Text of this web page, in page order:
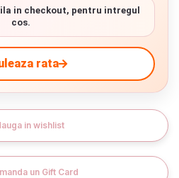
uri
in checkout, pentru intregul
cos.
rata
in wishlist
un Gift Card
TVA inclus